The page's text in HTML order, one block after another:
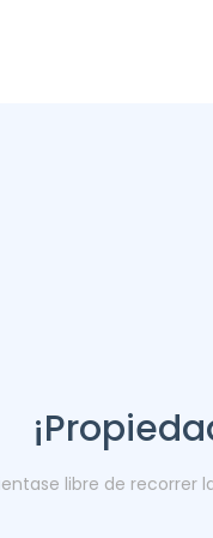
libre de recorrer